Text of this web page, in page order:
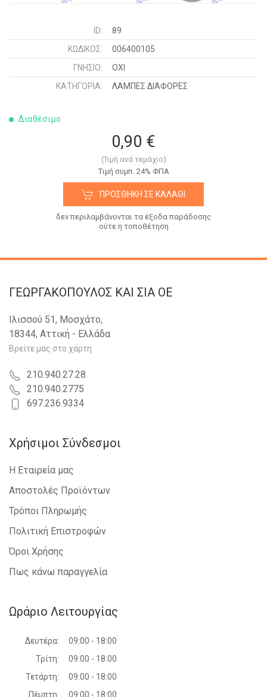
ID:
89
ΚΩΔΙΚΌΣ:
006400105
ΓΝΉΣΙΟ:
ΟΧΙ
ΚΑΤΗΓΟΡΊΑ:
ΛΑΜΠΕΣ ΔΙΑΦΟΡΕΣ
Διαθέσιμο
0,90 €
(Τιμή ανά τεμάχιο)
Tιμή συμπ. 24% ΦΠΑ
ΠΡΟΣΘΉΚΗ ΣΕ ΚΑΛΆΘΙ
δεν περιλαμβάνονται τα έξοδα παράδοσης
ούτε η τοποθέτηση
ΓΕΩΡΓΑΚΟΠΟΥΛΟΣ KAI ΣΙΑ OE
Ιλισσού 51, Μοσχάτο,
18344, Αττική - Ελλάδα
Βρείτε μας στο χάρτη
210.940.27.28
210.940.2775
697.236.9334
Χρήσιμοι Σύνδεσμοι
Η Εταιρεία μας
Αποστολές Προϊόντων
Τρόποι Πληρωμής
Πολιτική Επιστροφών
Όροι Χρήσης
Πως κάνω παραγγελία
Ωράριο Λειτουργίας
Δευτέρα:
09:00 - 18:00
Τρίτη:
09:00 - 18:00
Τετάρτη:
09:00 - 18:00
Πέμπτη:
09:00 - 18:00